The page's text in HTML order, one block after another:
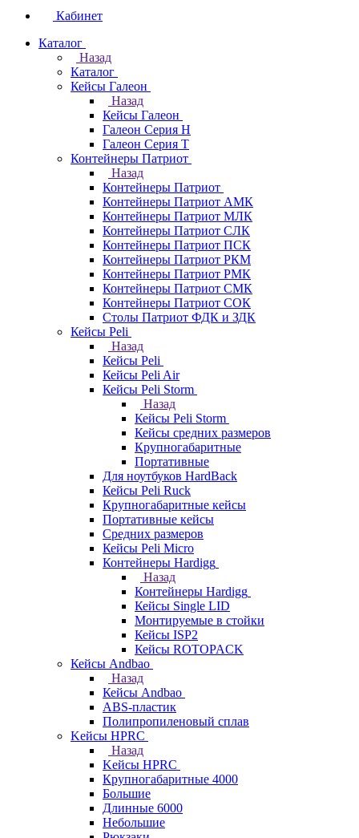
Кабинет
Каталог
Назад
Каталог
Кейсы Галеон
Назад
Кейсы Галеон
Галеон Серия Н
Галеон Серия Т
Контейнеры Патриот
Назад
Контейнеры Патриот
Контейнеры Патриот АМК
Контейнеры Патриот МЛК
Контейнеры Патриот CЛК
Контейнеры Патриот ПСК
Контейнеры Патриот РКМ
Контейнеры Патриот РМК
Контейнеры Патриот СМК
Контейнеры Патриот СОК
Столы Патриот ФДК и ЗДК
Кейсы Peli
Назад
Кейсы Peli
Кейсы Peli Air
Кейсы Peli Storm
Назад
Кейсы Peli Storm
Кейсы средних размеров
Крупногабаритные
Портативные
Для ноутбуков HardBack
Кейсы Peli Ruck
Крупногабаритные кейсы
Портативные кейсы
Средних размеров
Кейсы Peli Micro
Контейнеры Hardigg
Назад
Контейнеры Hardigg
Кейсы Single LID
Монтируемые в стойки
Кейсы ISP2
Кейсы ROTOPACK
Кейсы Andbao
Назад
Кейсы Andbao
ABS-пластик
Полипропиленовый сплав
Kейсы HPRC
Назад
Kейсы HPRC
Крупногабаритные 4000
Большие
Длинные 6000
Небольшие